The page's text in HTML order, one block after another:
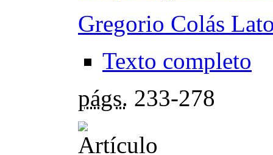
Gregorio Colás
Texto completo
págs. 233-278